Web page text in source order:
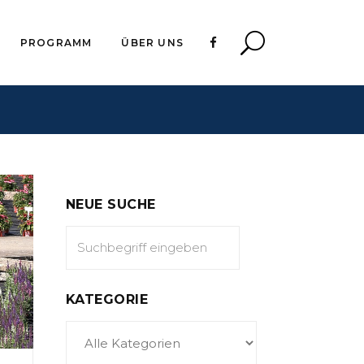
PROGRAMM ÜBER UNS
NEUE SUCHE
KATEGORIE